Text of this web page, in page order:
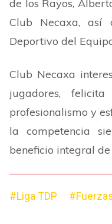
de los Rayos,
Club Necaxa, así
Deportivo del
Club Necaxa
jugadores,
profesionalismo y
la competencia
beneficio integral
#Liga TDP